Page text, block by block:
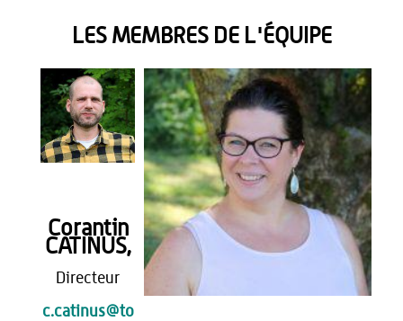
LES MEMBRES DE L'ÉQUIPE
Corantin
CATINUS,
Directeur
c.catinus@to